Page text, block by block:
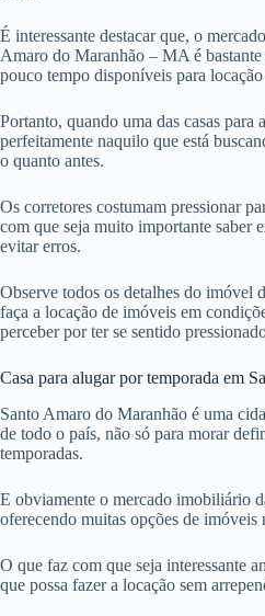
É interessante destacar que, o
Amaro do Maranhão – MA é
pouco tempo disponíveis para
Portanto, quando uma das casas para
perfeitamente naquilo que está
o quanto antes.
Os corretores costumam pressionar
com que seja muito importante saber
evitar erros.
Observe todos os detalhes do imóvel
faça a locação de imóveis em
perceber por ter se sentido
Casa para alugar por temporada em
Santo Amaro do Maranhão é uma
de todo o país, não só para morar
temporadas.
E obviamente o mercado imobiliário
oferecendo muitas opções de imóveis
O que faz com que seja interessante
que possa fazer a locação sem